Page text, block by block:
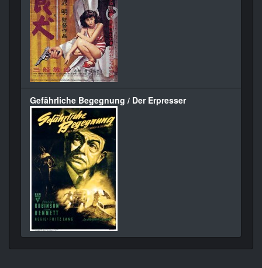
Gefährliche Begegnung / Der Erpresser